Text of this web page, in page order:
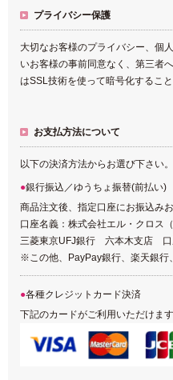
プライバシー保護
大切なお客様のプライバシー、個
いお客様の事前同意なく、第三者
はSSL技術を使って暗号化するこ
お支払方法について
以下の決済方法からお選び下さい。
銀行振込／ゆうちょ振替(前払い)
商品注文後、指定口座にお振込み
口座名義：株式会社エル・クロス
三菱東京UFJ銀行 六本木支店 口
※この他、PayPay銀行、楽天銀行
各種クレジットカード決済
下記のカードがご利用いただけます